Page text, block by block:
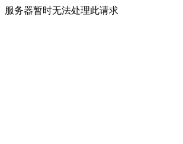
服务器暂时无法处理此请求